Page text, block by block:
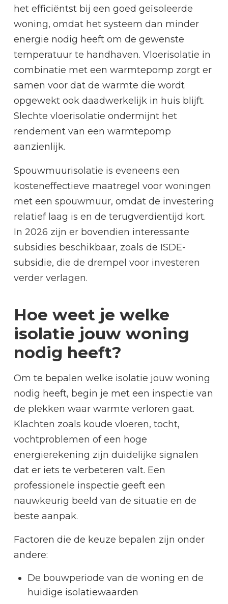
het efficiëntst bij een goed geïsoleerde
woning, omdat het systeem dan minder
energie nodig heeft om de gewenste
temperatuur te handhaven. Vloerisolatie in
combinatie met een warmtepomp zorgt er
samen voor dat de warmte die wordt
opgewekt ook daadwerkelijk in huis blijft.
Slechte vloerisolatie ondermijnt het
rendement van een warmtepomp
aanzienlijk.
Spouwmuurisolatie is eveneens een
kosteneffectieve maatregel voor woningen
met een spouwmuur, omdat de investering
relatief laag is en de terugverdientijd kort.
In 2026 zijn er bovendien interessante
subsidies beschikbaar, zoals de ISDE-
subsidie, die de drempel voor investeren
verder verlagen.
Hoe weet je welke
isolatie jouw woning
nodig heeft?
Om te bepalen welke isolatie jouw woning
nodig heeft, begin je met een inspectie van
de plekken waar warmte verloren gaat.
Klachten zoals koude vloeren, tocht,
vochtproblemen of een hoge
energierekening zijn duidelijke signalen
dat er iets te verbeteren valt. Een
professionele inspectie geeft een
nauwkeurig beeld van de situatie en de
beste aanpak.
Factoren die de keuze bepalen zijn onder
andere:
De bouwperiode van de woning en de
huidige isolatiewaarden